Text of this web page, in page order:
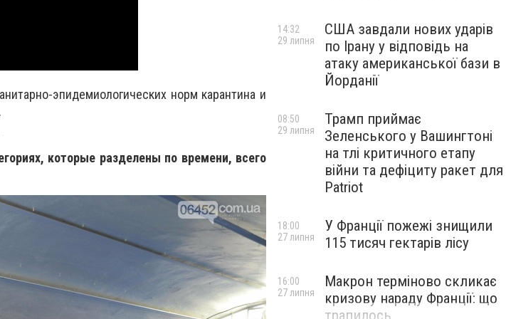
эпидемиологических норм карантина и
которые разделены по времени, всего
США завдали нових ударів
по Ірану у відповідь на
атаку американської бази в
Йорданії
14:32
29 липня
Трамп приймає
Зеленського у Вашингтоні
на тлі критичного етапу
війни та дефіциту ракет для
Patriot
08:50
29 липня
У Франції пожежі знищили
115 тисяч гектарів лісу
18:00
27 липня
Макрон терміново скликає
кризову нараду Франції: що
трапилось
16:00
27 липня